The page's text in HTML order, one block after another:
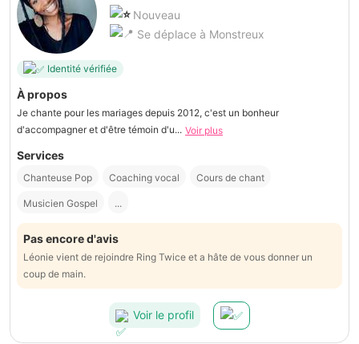
Nouveau
Se déplace à Monstreux
Identité vérifiée
À propos
Je chante pour les mariages depuis 2012, c'est un bonheur
d'accompagner et d'être témoin d'u... Voir plus
Services
Chanteuse Pop Coaching vocal Cours de chant
Musicien Gospel ...
Pas encore d'avis
Léonie vient de rejoindre Ring Twice et a hâte de vous donner un
coup de main.
Voir le profil